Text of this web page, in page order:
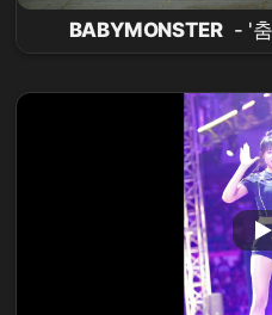
BABYMONSTER - '
HAKENTER 광안리